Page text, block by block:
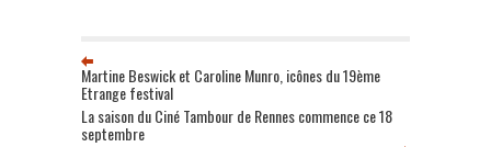
Martine Beswick et Caroline Munro, icônes du 19ème
Etrange festival
La saison du Ciné Tambour de Rennes commence ce 18
septembre